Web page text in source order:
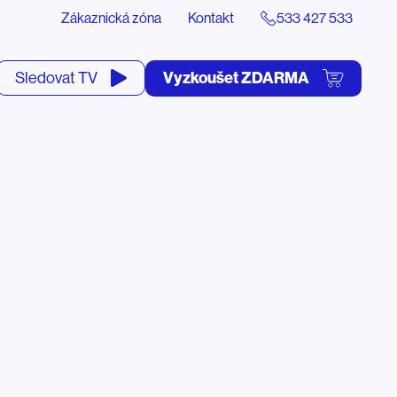
Zákaznická zóna Kontakt 533 427 533
Sledovat TV Vyzkoušet ZDARMA